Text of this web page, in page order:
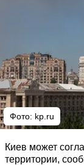
Фото: kp.ru
Киев может
территории,